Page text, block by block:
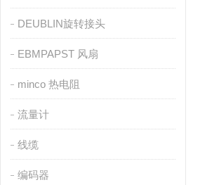
DEUBLIN旋转接头
EBMPAPST 风扇
minco 热电阻
流量计
线缆
编码器